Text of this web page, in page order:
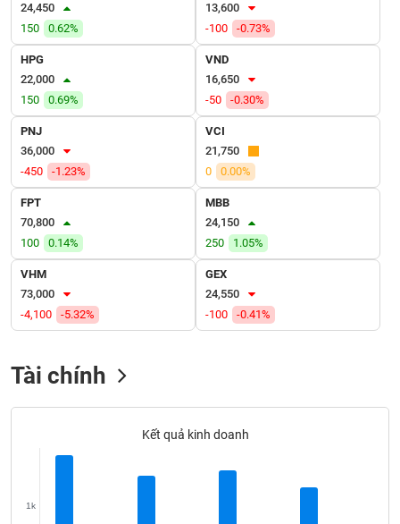
24,450
150
0.62%
13,600
-100
-0.73%
HPG
22,000
150
0.69%
VND
16,650
-50
-0.30%
PNJ
36,000
-450
-1.23%
VCI
21,750
0
0.00%
FPT
70,800
100
0.14%
MBB
24,150
250
1.05%
VHM
73,000
-4,100
-5.32%
GEX
24,550
-100
-0.41%
Tài chính
Kết quả kinh doanh
1k
TIỆN
ÍCH
BẤT
ĐỘNG
SẢN
Mã
chứng
khoán
(-)
Tất cả
Lãnh